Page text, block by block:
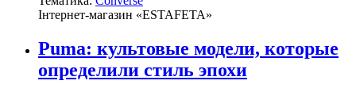
Інтернет-магазин «ESTAFETA»
Puma: культовые модели, которые
определили стиль эпохи